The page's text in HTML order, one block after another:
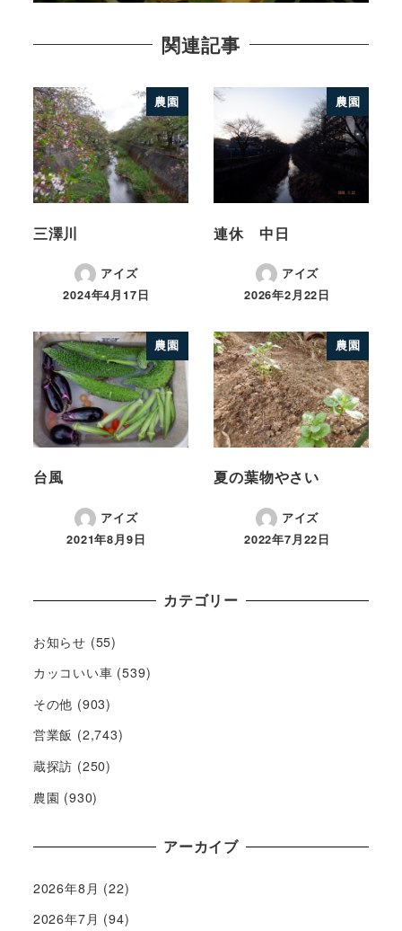
関連記事
農園
三澤川
アイズ
2024年4月17日
農園
連休 中日
アイズ
2026年2月22日
農園
台風
アイズ
2021年8月9日
農園
夏の葉物やさい
アイズ
2022年7月22日
カテゴリー
お知らせ (55)
カッコいい車 (539)
その他 (903)
営業飯 (2,743)
蔵探訪 (250)
農園 (930)
アーカイブ
2026年8月 (22)
2026年7月 (94)